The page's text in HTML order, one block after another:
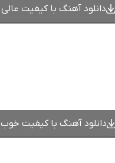
دانلود آهنگ با کیفیت عالی 320
دانلود آهنگ با کیفیت خوب 128